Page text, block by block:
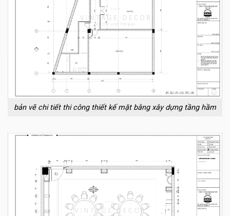
bản vẽ chi tiết thi công thiết kế mặt bằng xây dựng tầng hầm